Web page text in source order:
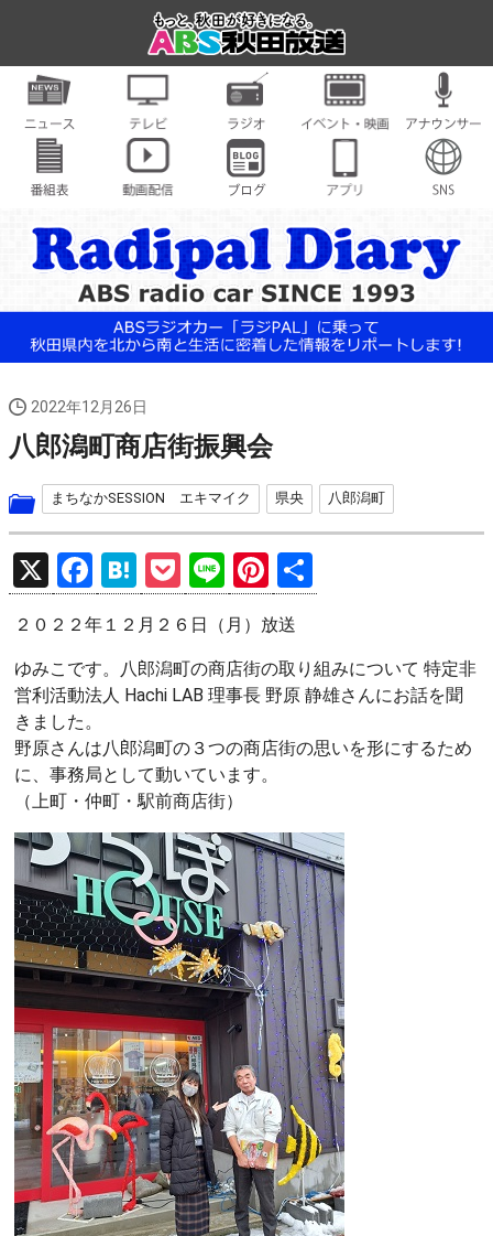
2022年12月26日
八郎潟町商店街振興会
まちなかSESSION エキマイク 県央 八郎潟町
X
F
a
ce
b
o
o
k
H
at
e
n
a
P
o
ck
et
Li
n
e
Pi
nt
er
es
t
有
２０２２年１２月２６日（月）放送
ゆみこです。八郎潟町の商店街の取り組みについて 特定非
営利活動法人 Hachi LAB 理事長 野原 静雄さんにお話を聞
きました。
野原さんは八郎潟町の３つの商店街の思いを形にするため
に、事務局として動いています。
（上町・仲町・駅前商店街）